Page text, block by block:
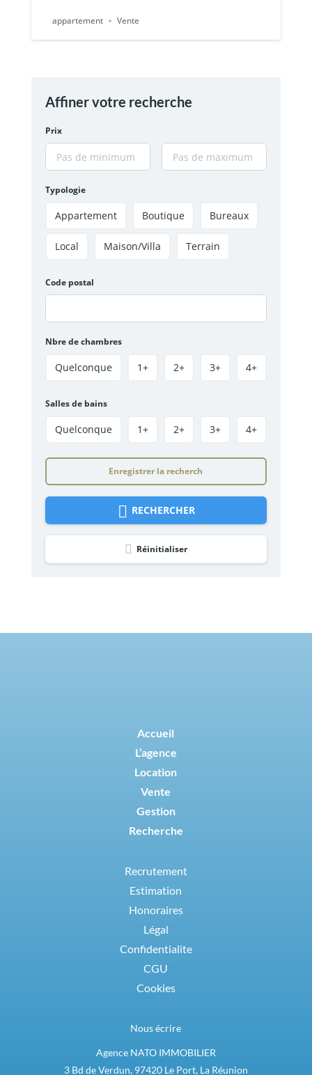
appartement Vente
Affiner votre recherche
Prix
Typologie
Appartement Boutique Bureaux
Local Maison/Villa Terrain
Code postal
Nbre de chambres
Quelconque 1+ 2+ 3+ 4+
Salles de bains
Quelconque 1+ 2+ 3+ 4+
Enregistrer la recherch
RECHERCHER
Réinitialiser
Accueil
L’agence
Location
Vente
Gestion
Recherche
Recrutement
Estimation
Honoraires
Légal
Confidentialite
CGU
Cookies
Nous écrire
Agence NATO IMMOBILIER
3 Bd de Verdun, 97420 Le Port, La Réunion